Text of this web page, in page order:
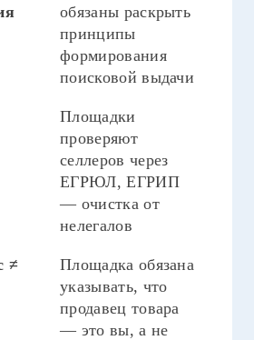
обязаны раскрыть
принципы
формирования
поисковой выдачи
Площадки
проверяют
селлеров через
ЕГРЮЛ, ЕГРИП
— очистка от
нелегалов
≠
Площадка обязана
указывать, что
продавец товара
— это вы, а не